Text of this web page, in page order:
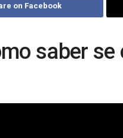
on Facebook
saber